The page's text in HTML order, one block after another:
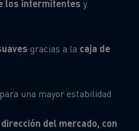
los intermitentes y
gracias a la caja de
para una mayor estabilidad
del mercado, con